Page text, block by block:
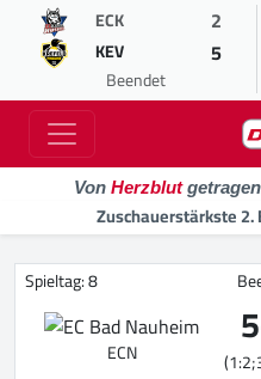
ECK 2
KEV 5
Beendet
Von Herzblut
Zuschauerstärkste
Spieltag: 8
ECN 5